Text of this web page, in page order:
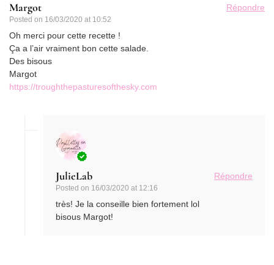
Margot
Posted on 16/03/2020 at 10:52
Répondre
Oh merci pour cette recette !
Ça a l’air vraiment bon cette salade.
Des bisous
Margot
https://troughthepasturesofthesky.com
JulieLab
Posted on 16/03/2020 at 12:16
Répondre
très! Je la conseille bien fortement lol
bisous Margot!